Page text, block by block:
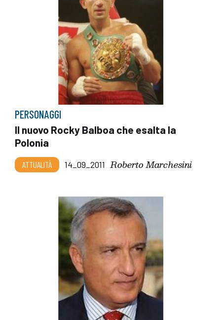
PERSONAGGI
Il nuovo Rocky Balboa che esalta la
Polonia
ATTUALITÀ 14_09_2011 Roberto Marchesini